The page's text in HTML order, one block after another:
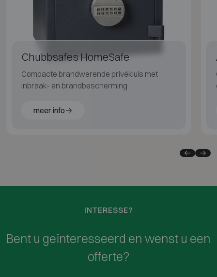
Chubbsafes HomeSafe
Compacte brandwerende privékluis met
inbraak- en brandbescherming
meer info
INTERESSE?
Bent u geïnteresseerd en wenst u een
offerte?